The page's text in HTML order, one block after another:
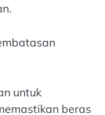
untuk
beras